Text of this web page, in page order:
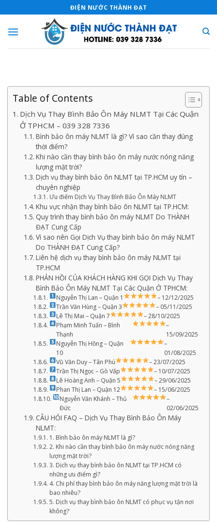
to
content
ĐIỆN NƯỚC THÀNH ĐẠT
Table of Contents
Dịch Vụ Thay Bình Bảo Ôn Máy NLMT Tại Các Quận
Ở TPHCM – 039 328 7336
Bình bảo ôn máy NLMT là gì? Vì sao cần thay đúng
thời điểm?
Khi nào cần thay bình bảo ôn máy nước nóng năng
lượng mặt trời?
Dịch vụ thay bình bảo ôn NLMT tại TP.HCM uy tín –
chuyên nghiệp
Ưu điểm Dịch Vụ Thay Bình Bảo Ôn Máy NLMT
Khu vực nhận thay bình bảo ôn NLMT tại TP.HCM:
Quy trình thay bình bảo ôn máy NLMT Do THÀNH
ĐẠT Cung Cấp
Vì sao nên Gọi Dịch Vụ thay bình bảo ôn máy NLMT
Do THÀNH ĐẠT Cung Cấp?
Liên hệ dịch vụ thay bình bảo ôn máy NLMT tại
TP.HCM
PHẢN HỒI CỦA KHÁCH HÀNG KHI GỌI Dịch Vụ Thay
Bình Bảo Ôn Máy NLMT Tại Các Quận Ở TPHCM:
Nguyễn Thị Lan – Quận 1
– 12/12/2025
Trần Văn Hùng – Quận 3
– 05/11/2025
Lê Thị Mai – Quận 7
– 28/10/2025
Phạm Minh Tuấn – Bình
Thạnh
–
15/09/2025
Nguyễn Thị Hồng – Quận
10
–
01/08/2025
Vũ Văn Duy – Tân Phú
– 23/07/2025
Trần Thị Ngọc – Gò Vấp
– 10/07/2025
Lê Hoàng Anh – Quận 5
– 29/06/2025
Phan Thị Lan – Quận 12
– 15/06/2025
Nguyễn Văn Khánh – Thủ
Đức
–
02/06/2025
CÂU HỎI FAQ – Dịch Vụ Thay Bình Bảo Ôn Máy
NLMT:
1. Bình bảo ôn máy NLMT là gì?
2. Khi nào cần thay bình bảo ôn máy nước nóng năng
lượng mặt trời?
3. Dịch vụ thay bình bảo ôn NLMT tại TP.HCM có
những ưu điểm gì?
4. Chi phí thay bình bảo ôn máy năng lượng mặt trời là
bao nhiêu?
5. Dịch vụ thay bình bảo ôn NLMT có phục vụ tận nơi
không?